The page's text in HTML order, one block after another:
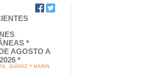
*
AGOSTO A
*
JUÁREZ Y MARÍN